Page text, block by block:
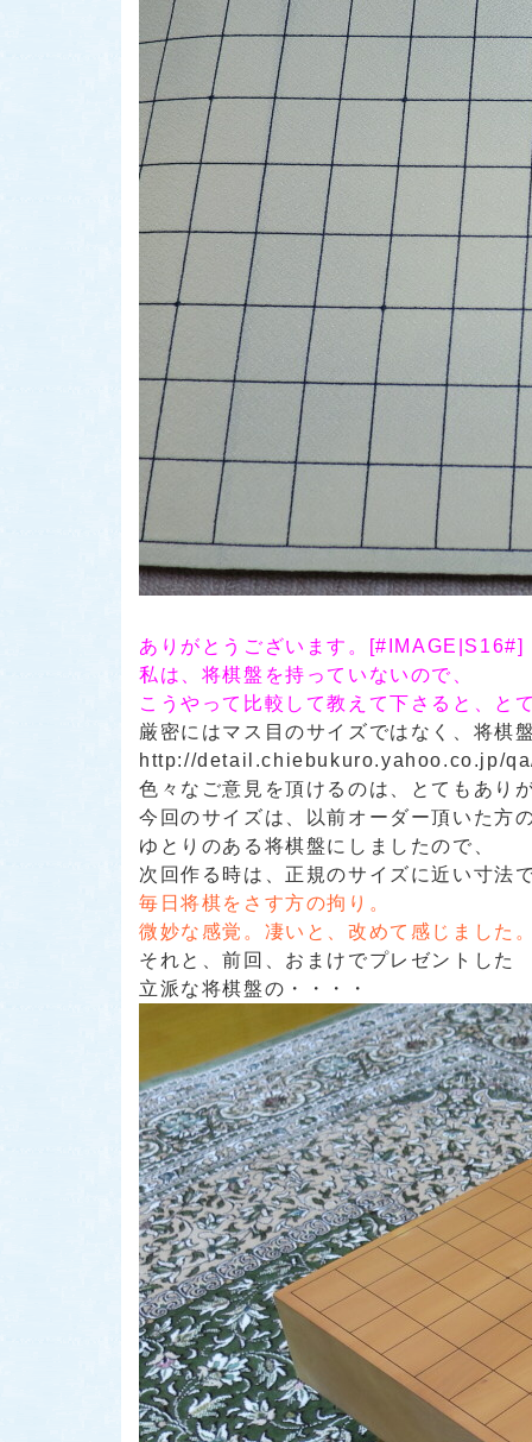
ありがとうございます。[#IMAGE|S16#]
私は、将棋盤を持っていないので、
こうやって比較して教えて下さると、と
厳密にはマス目のサイズではなく、将棋
http://detail.chiebukuro.yahoo.co.jp/
色々なご意見を頂けるのは、とてもあり
今回のサイズは、以前オーダー頂いた方
ゆとりのある将棋盤にしましたので、
次回作る時は、正規のサイズに近い寸法
毎日将棋をさす方の拘り。
微妙な感覚。凄いと、改めて感じました
それと、前回、おまけでプレゼントし
立派な将棋盤の・・・・